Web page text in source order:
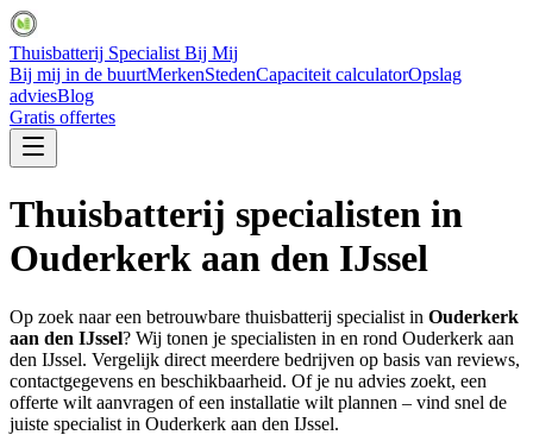
Thuisbatterij Specialist Bij Mij
Bij mij in de buurtMerkenStedenCapaciteit calculatorOpslag
adviesBlog
Gratis offertes
Thuisbatterij specialisten in
Ouderkerk aan den IJssel
Op zoek naar een betrouwbare thuisbatterij specialist in Ouderkerk
aan den IJssel? Wij tonen je specialisten in en rond Ouderkerk aan
den IJssel. Vergelijk direct meerdere bedrijven op basis van reviews,
contactgegevens en beschikbaarheid. Of je nu advies zoekt, een
offerte wilt aanvragen of een installatie wilt plannen – vind snel de
juiste specialist in Ouderkerk aan den IJssel.